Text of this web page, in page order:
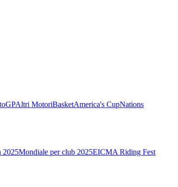
Altri MotoriBasketAmerica's CupNations
2025Mondiale per club 2025EICMA Riding Fest